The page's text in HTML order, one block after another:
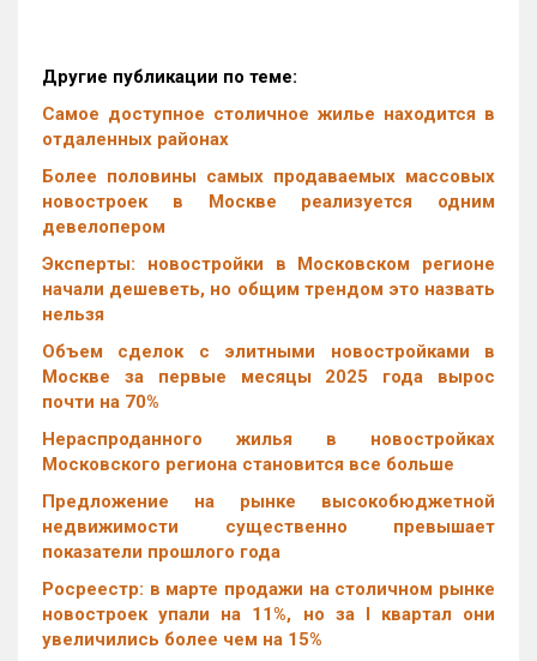
Другие публикации по теме:
Самое доступное столичное жилье находится в
отдаленных районах
Более половины самых продаваемых массовых
новостроек в Москве реализуется одним
девелопером
Эксперты: новостройки в Московском регионе
начали дешеветь, но общим трендом это назвать
нельзя
Объем сделок с элитными новостройками в
Москве за первые месяцы 2025 года вырос
почти на 70%
Нераспроданного жилья в новостройках
Московского региона становится все больше
Предложение на рынке высокобюджетной
недвижимости существенно превышает
показатели прошлого года
Росреестр: в марте продажи на столичном рынке
новостроек упали на 11%, но за I квартал они
увеличились более чем на 15%